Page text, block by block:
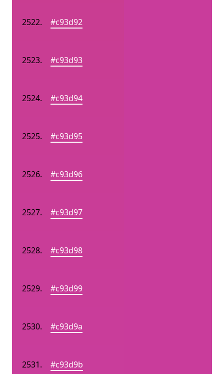
#c93d92
#c93d93
#c93d94
#c93d95
#c93d96
#c93d97
#c93d98
#c93d99
#c93d9a
#c93d9b